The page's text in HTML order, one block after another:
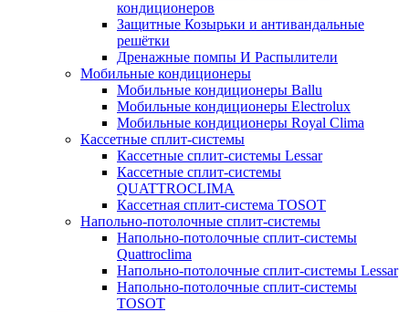
кондиционеров
Защитные Козырьки и антивандальные
решётки
Дренажные помпы И Распылители
Мобильные кондиционеры
Мобильные кондиционеры Ballu
Мобильные кондиционеры Electrolux
Мобильные кондиционеры Royal Clima
Кассетные сплит-системы
Кассетные сплит-системы Lessar
Кассетные сплит-системы
QUATTROCLIMA
Кассетная сплит-система TOSOT
Напольно-потолочные сплит-системы
Напольно-потолочные сплит-системы
Quattroclima
Напольно-потолочные сплит-системы Lessar
Напольно-потолочные сплит-системы
TOSOT